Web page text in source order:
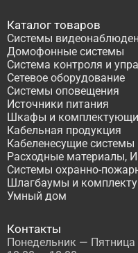
Каталог товаров
Системы
Домофонные системы
Система контроля и
Сетевое оборудование
Системы оповещения
Источники питания
Шкафы и
Кабельная продукция
Кабеленесущие системы
Расходные материалы,
Системы охранно-
Шлагбаумы и
Умный дом
Контакты
Понедельник — Пятница